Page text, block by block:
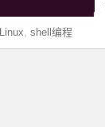
Linux, shell编程